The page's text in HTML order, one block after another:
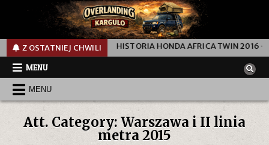
Z OSTATNIEJ CHWILI
KM W TRZY DNI HISTORIA HONDA AFRICA TWIN 2016 —
MENU
MENU
Att. Category: Warszawa i II linia
metra 2015